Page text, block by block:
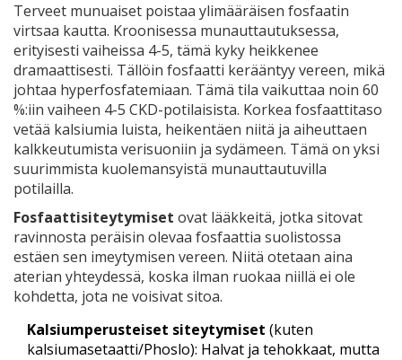
Terveet munuaiset poistaa ylimääräisen fosfaatin
virtsaa kautta. Kroonisessa munauttautuksessa,
erityisesti vaiheissa 4-5, tämä kyky heikkenee
dramaattisesti. Tällöin fosfaatti kerääntyy vereen, mikä
johtaa hyperfosfatemiaan. Tämä tila vaikuttaa noin 60
%:iin vaiheen 4-5 CKD-potilaisista. Korkea fosfaattitaso
vetää kalsiumia luista, heikentäen niitä ja aiheuttaen
kalkkeutumista verisuoniin ja sydämeen. Tämä on yksi
suurimmista kuolemansyistä munauttautuvilla
potilailla.
Fosfaattisiteytymiset ovat lääkkeitä, jotka sitovat
ravinnosta peräisin olevaa fosfaattia suolistossa
estäen sen imeytymisen vereen. Niitä otetaan aina
aterian yhteydessä, koska ilman ruokaa niillä ei ole
kohdetta, jota ne voisivat sitoa.
Kalsiumperusteiset siteytymiset (kuten
kalsiumasetaatti/Phoslo): Halvat ja tehokkaat, mutta